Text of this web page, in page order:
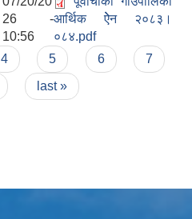
26 -
10:56
आर्थिक ऐेन २०८३।
०८४.pdf
4 5 6
7
last »